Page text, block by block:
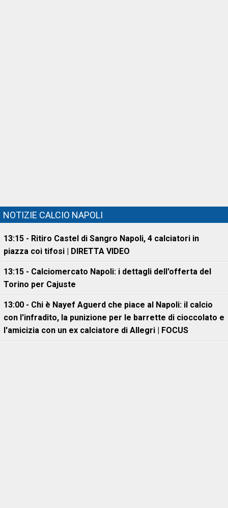
NOTIZIE CALCIO NAPOLI
13:15 - Ritiro Castel di Sangro Napoli, 4 calciatori in
piazza coi tifosi | DIRETTA VIDEO
13:15 - Calciomercato Napoli: i dettagli dell'offerta del
Torino per Cajuste
13:00 - Chi è Nayef Aguerd che piace al Napoli: il calcio
con l'infradito, la punizione per le barrette di cioccolato e
l'amicizia con un ex calciatore di Allegri | FOCUS